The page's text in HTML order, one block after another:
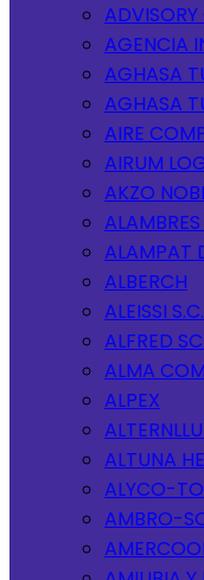
AGENCIA
AGHASA
AGHASA
AIRE
AIRUM
AKZO
ALAMPAT
ALBERCH
ALEISSI
ALFRED
ALMA
ALPEX
ALTUNA
ALYCO-
AMBRO-